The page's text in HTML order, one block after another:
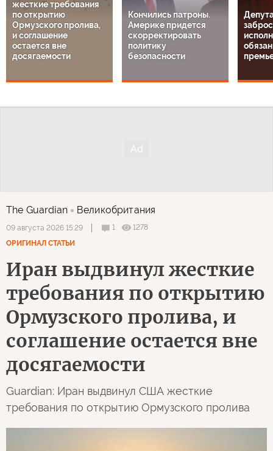
жесткие требования
по открытию
Ормузского пролива,
и соглашение
остается вне
досягаемости
Кончились патроны.
Америке придется
скорректировать
политику
безопасности
The Guardian Великобритания
09 августа 2026 15:29 1
1278
ОРИГИНАЛ СТАТЬИ
Иран выдвинул жесткие
требования по открытию
Ормузского пролива, и
соглашение остается вне
досягаемости
Guardian: Иран выдвинул США жесткие
требования по открытию Ормузского пролива